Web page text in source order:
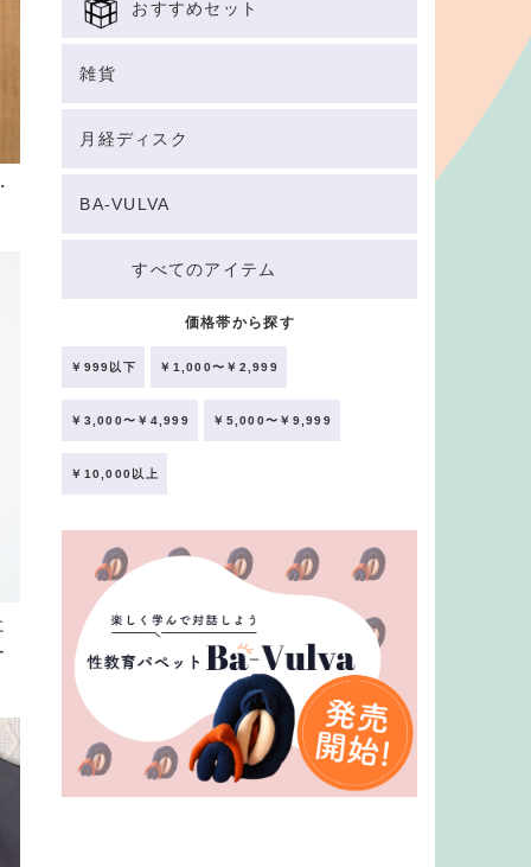
おすすめセット
雑貨
月経ディスク
BA-VULVA
すべてのアイテム
価格帯から探す
￥999以下 ￥1,000〜￥2,999
￥3,000〜￥4,999 ￥5,000〜￥9,999
￥10,000以上